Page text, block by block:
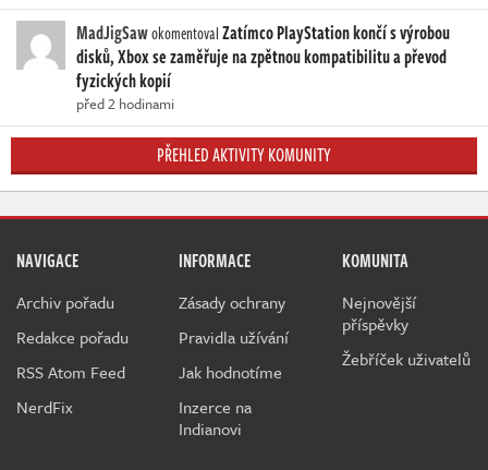
MadJigSawokomentovalZatímco PlayStation končí s výrobou
disků, Xbox se zaměřuje na zpětnou kompatibilitu a převod
fyzických kopií
před 2 hodinami
PŘEHLED AKTIVITY KOMUNITY
NAVIGACE
Archiv pořadu
Redakce pořadu
RSS Atom Feed
NerdFix
INFORMACE
Zásady ochrany
Pravidla užívání
Jak hodnotíme
Inzerce na
Indianovi
KOMUNITA
Nejnovější
příspěvky
Žebříček uživatelů